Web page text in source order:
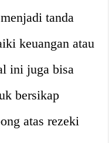
tanda
keuangan atau
ini juga bisa
bersikap
atas rezeki